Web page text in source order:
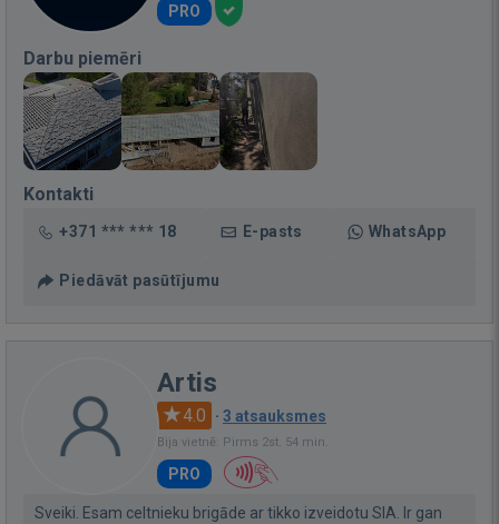
PRO
Darbu piemēri
Kontakti
+371 *** *** 18 E-pasts WhatsApp
Piedāvāt pasūtījumu
Artis
4.0 · 3 atsauksmes
Bija vietnē: Pirms 2st. 54 min.
PRO
Sveiki. Esam celtnieku brigāde ar tikko izveidotu SIA. Ir gan